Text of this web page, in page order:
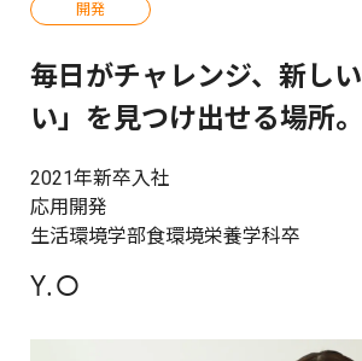
開発
毎日がチャレンジ、新しい
い」を見つけ出せる場所。
2021年新卒入社
応用開発
生活環境学部食環境栄養学科卒
Y.O